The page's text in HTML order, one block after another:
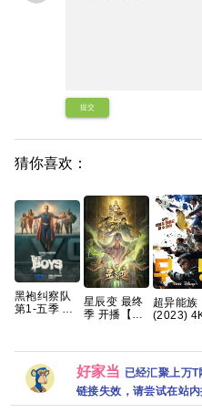
提交
猜你喜欢：
黑袍纠察队
第1-五季 全
星辰变 最终
季 开播【更
资源
超异能族
(2023)
剧【全20
集】
好家当 已经汇聚上万
链接失效，请尝试在站